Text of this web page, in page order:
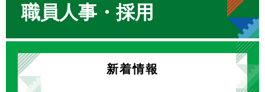
職員人事・採用
新着情報